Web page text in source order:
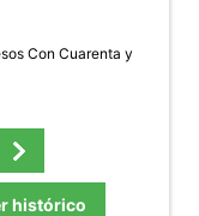
Con Cuarenta y
histórico